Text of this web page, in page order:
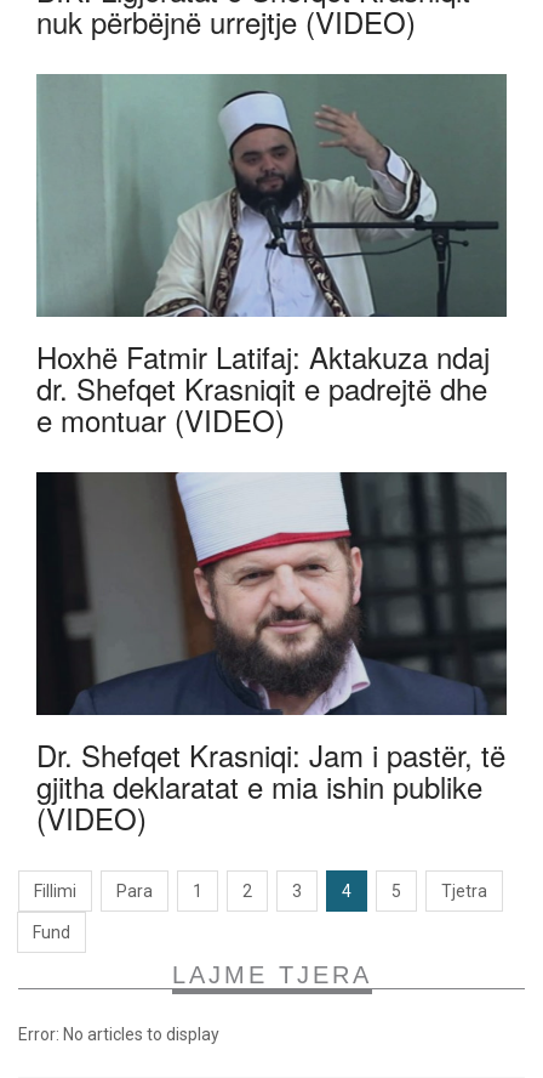
nuk përbëjnë urrejtje (VIDEO)
Hoxhë Fatmir Latifaj: Aktakuza ndaj
dr. Shefqet Krasniqit e padrejtë dhe
e montuar (VIDEO)
Dr. Shefqet Krasniqi: Jam i pastër, të
gjitha deklaratat e mia ishin publike
(VIDEO)
Fillimi Para 1 2 3 4 5 Tjetra
Fund
LAJME TJERA
Error: No articles to display